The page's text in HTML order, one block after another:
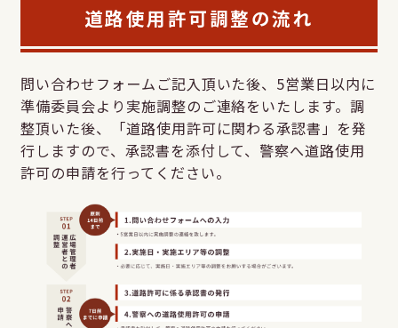
道路使用許可調整の流れ
問い合わせフォームご記入頂いた後、5営業日以内に
準備委員会より実施調整のご連絡をいたします。調
整頂いた後、「道路使用許可に関わる承認書」を発
行しますので、承認書を添付して、警察へ道路使用
許可の申請を行ってください。